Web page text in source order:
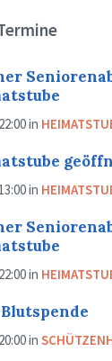
in
in
in
in